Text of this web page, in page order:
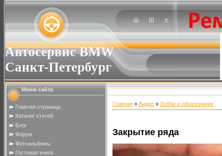
Автосервис BMW
Санкт-Петербург
Меню сайта
Главная страница
Каталог статей
Блог
Форум
Фотоальбомы
Гостевая книга
Главная » Видео » Хобби и образование
Закрытие ряда